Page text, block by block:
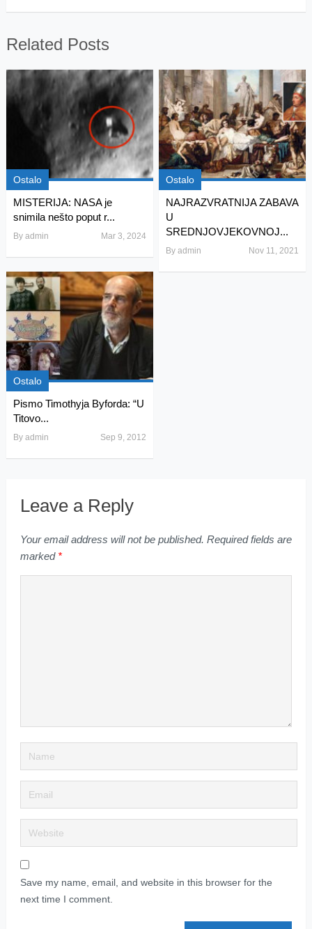
Related Posts
Ostalo
MISTERIJA: NASA je
snimila nešto poput r...
By admin Mar 3, 2024
Ostalo
NAJRAZVRATNIJA ZABAVA
U
SREDNJOVJEKOVNOJ...
Byadmin Nov 11, 2021
Ostalo
Pismo Timothyja Byforda: “U
Titovo...
By admin Sep 9, 2012
Leave a Reply
Your email address will not be published. Required fields are
marked *
Save my name, email, and website in this browser for the
next time I comment.